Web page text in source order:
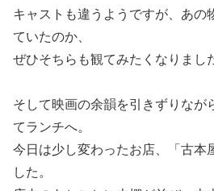
キャストも違うようですが、あの
ていたのか、
ぜひそちらも観てみたくなりまし
そして映画の余韻を引きずりなが
てランチへ。
今日は少し変わったお店、「古本
した。